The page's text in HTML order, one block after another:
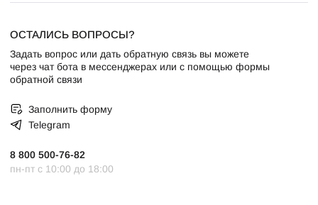
ОСТАЛИСЬ ВОПРОСЫ?
Задать вопрос или дать обратную связь вы можете
через чат бота в мессенджерах или с помощью формы
обратной связи
Заполнить форму
Telegram
8 800 500-76-82
пн-пт с 10:00 до 18:00